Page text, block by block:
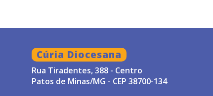
Cúria Diocesana
Rua Tiradentes, 388 - Centro
Patos de Minas/MG - CEP 38700-134